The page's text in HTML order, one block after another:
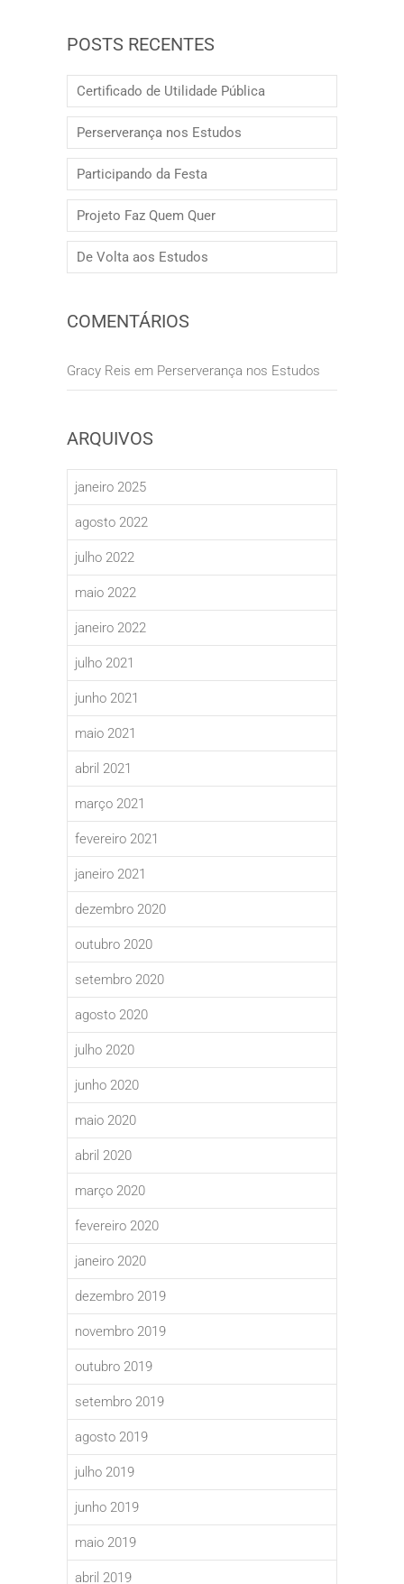
POSTS RECENTES
Certificado de Utilidade Pública
Perserverança nos Estudos
Participando da Festa
Projeto Faz Quem Quer
De Volta aos Estudos
COMENTÁRIOS
Gracy Reis em Perserverança nos Estudos
ARQUIVOS
janeiro 2025
agosto 2022
julho 2022
maio 2022
janeiro 2022
julho 2021
junho 2021
maio 2021
abril 2021
março 2021
fevereiro 2021
janeiro 2021
dezembro 2020
outubro 2020
setembro 2020
agosto 2020
julho 2020
junho 2020
maio 2020
abril 2020
março 2020
fevereiro 2020
janeiro 2020
dezembro 2019
novembro 2019
outubro 2019
setembro 2019
agosto 2019
julho 2019
junho 2019
maio 2019
abril 2019